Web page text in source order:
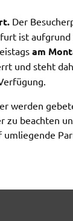
Der
ist
am
und steht
werden
zu beach­ten
umlie­gen­de